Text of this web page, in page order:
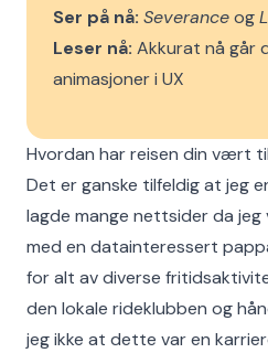
Ser på nå: Severanceog
Leser nå: Akkurat nå går
animasjoner i UX
Hvordan har reisen din vært
Det er ganske tilfeldig at jeg
lagde mange nettsider da
med en datainteressert
for alt av diverse
den lokale rideklubben og
jeg ikke at dette var en